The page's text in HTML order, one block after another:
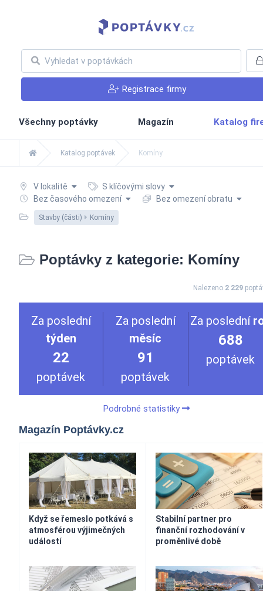
Registrace firmy
Všechny poptávky Magazín Katalog
Katalog poptávek Komíny
V lokalitě
S klíčovými slovy
Bez časového omezení
Bez omezení obratu
Stavby (části) Komíny
Poptávky z kategorie: Komíny
Nalezeno 2 229
Za poslední
týden
22
poptávek
Za poslední
měsíc
91
poptávek
Za poslední
688
poptávek
Podrobné statistiky
Magazín Poptávky.cz
Když se řemeslo potkává s
atmosférou výjimečných
událostí
Stabilní partner pro
finanční rozhodování v
proměnlivé době